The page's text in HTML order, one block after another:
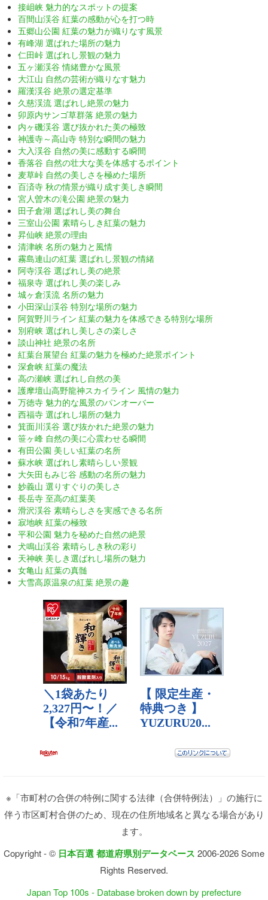
接岨峡 魅力的なスポットの提案
百間山渓谷 紅葉の感動が心を打つ時
五郷山公園 紅葉の魅力が織りなす風景
有峰湖 選ばれた場所の魅力
仁田峠 選ばれし景観の魅力
五ヶ瀬渓谷 情緒豊かな風景
大江山 自然の芸術が織りなす魅力
羅漢渓谷 絶景の選定基準
久慈渓流 選ばれし絶景の魅力
卯原内サンゴ草群落 絶景の魅力
内ヶ磯渓谷 選び抜かれた美の極致
神護寺～高山寺 特別な瞬間の魅力
大入渓谷 自然の美に感動する瞬間
香落谷 自然の壮大な美を体感するポイント
麦草峠 自然の美しさを極めた場所
百済寺 秋の情景が織り成す美しき瞬間
宮人曽木の滝公園 絶景の魅力
田子倉湖 選ばれし美の舞台
三室山公園 素晴らしき紅葉の魅力
昇仙峡 絶景の理由
清津峡 名所の魅力と風情
霧島連山の紅葉 選ばれし景観の情緒
阿寺渓谷 選ばれし美の絶景
福泉寺 選ばれし美の楽しみ
城ヶ倉渓流 名所の魅力
小田深山渓谷 特別な場所の魅力
阿賀野川ライン 紅葉の魅力を体感できる特別な場所
別府峡 選ばれし美しさの楽しさ
談山神社 絶景の名所
紅葉台展望台 紅葉の魅力を極めた絶景ポイント
深倉峡 紅葉の魔法
高の瀬峡 選ばれし自然の美
護摩壇山高野龍神スカイライン 風情の魅力
万徳寺 魅力的な風景のパンオーバー
西福寺 選ばれし場所の魅力
箕面川渓谷 選び抜かれた絶景の魅力
笹ヶ峰 自然の美に心震わせる瞬間
有田公園 美しい紅葉の名所
蘇水峡 選ばれし素晴らしい景観
大矢田もみじ谷 感動の名所の魅力
妙義山 選りすぐりの美しさ
長岳寺 至高の紅葉美
滑沢渓谷 素晴らしさを実感できる名所
寂地峡 紅葉の極致
平和公園 魅力を秘めた自然の絶景
犬鳴山渓谷 素晴らしき秋の彩り
天神峡 美しき選ばれし場所の魅力
女亀山 紅葉の真髄
大雪高原温泉の紅葉 絶景の趣
※「市町村の合併の特例に関する法律（合併特例法）」の施行に
伴う市区町村合併のため、現在の住所地域名と異なる場合があり
ます。
Copyright - © 日本百選 都道府県別データベース 2006-2026 Some
Rights Reserved.
Japan Top 100s - Database broken down by prefecture